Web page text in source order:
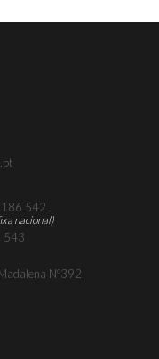
542
nacional)
543
Nº392,